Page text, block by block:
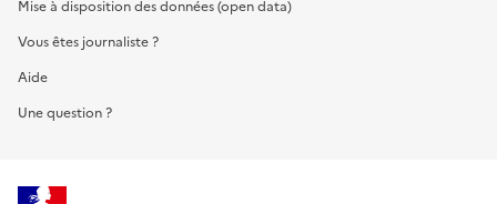
Mise à disposition des données (open data)
Vous êtes journaliste ?
Aide
Une question ?